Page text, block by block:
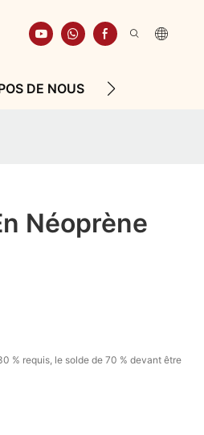
DE NOUS RESSOURCE
Néoprène
% requis, le solde de 70 % devant être